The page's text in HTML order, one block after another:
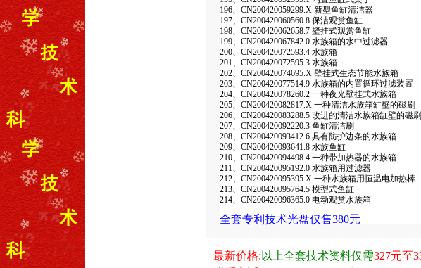
196、CN200420059299.X 新型鱼缸清洁器
197、CN200420060560.8 保洁观赏鱼缸
198、CN200420062658.7 壁挂式观赏鱼缸
199、CN200420067842.0 水族箱的水中过滤器
200、CN200420072593.4 水族箱
201、CN200420072595.3 水族箱
202、CN200420074695.X 壁挂式生态节能水族箱
203、CN200420077514.9 水族箱的内置循环过滤装置
204、CN200420078260.2 一种夜光壁挂式水族箱
205、CN200420082817.X 一种清洁水族箱缸壁的磁刷
206、CN200420083288.5 改进的清洁水族箱缸壁的磁刷
207、CN200420092220.3 鱼缸清洁刷
208、CN200420093412.6 具有防护边条的水族箱
209、CN200420093641.8 水族鱼缸
210、CN200420094498.4 一种带加热器的水族箱
211、CN200420095192.0 水族箱用过滤器
212、CN200420095395.X 一种水族箱用恒温电加热棒
213、CN200420095764.5 模型式鱼缸
214、CN200420096365.0 电动观赏水族箱
全套专利技术光盘仅售380元